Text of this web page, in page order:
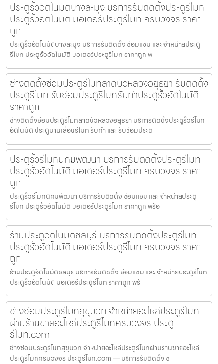
ประตูรั้วอัตโนมัติบางละมุง บริการรับติดตั้งประตูรีโมท
ประตูรั้วอัตโนมัติ มอเตอร์ประตูรีโมท ครบวงจร ราคา
ถูก
ประตูรั้วอัตโนมัติบางละมุง บริการรับติดตั้ง ซ่อมแซม และ จำหน่ายประตู
รีโมท ประตูรั้วอัตโนมัติ มอเตอร์ประตูรีโมท ราคาถูก พ
ช่างติดตั้งซ่อมประตูรีโมทลาดบัวหลวงอยุธยา รับติดตั้ง
ประตูรีโมท รับซ่อมประตูรีโมทรับทำประตูรั้วอัตโนมัติ
ราคาถูก
ช่างติดตั้งซ่อมประตูรีโมทลาดบัวหลวงอยุธยา บริการติดตั้งประตูรั้วรีโมท
อัตโนมัติ ประตูบานเลื่อนรีโมท รับทำ และ รับซ่อมประต
ประตูรั้วรีโมทนิคมพัฒนา บริการรับติดตั้งประตูรีโมท
ประตูรั้วอัตโนมัติ มอเตอร์ประตูรีโมท ครบวงจร ราคา
ถูก
ประตูรั้วรีโมทนิคมพัฒนา บริการรับติดตั้ง ซ่อมแซม และ จำหน่ายประตู
รีโมท ประตูรั้วอัตโนมัติ มอเตอร์ประตูรีโมท ราคาถูก พร้อ
ร้านประตูอัตโนมัติชลบุรี บริการรับติดตั้งประตูรีโมท
ประตูรั้วอัตโนมัติ มอเตอร์ประตูรีโมท ครบวงจร ราคา
ถูก
ร้านประตูอัตโนมัติชลบุรี บริการรับติดตั้ง ซ่อมแซม และ จำหน่ายประตูรีโมท
ประตูรั้วอัตโนมัติ มอเตอร์ประตูรีโมท ราคาถูก พร้
ช่างซ่อมประตูรีโมทสุขุมวิท จำหน่ายอะไหล่ประตูรีโมท
ผ่านร้านขายอะไหล่ประตูรีโมทครบวงจร ประตู
รีโมท.com
ช่างซ่อมประตูรีโมทสุขุมวิท จำหน่ายอะไหล่ประตูรีโมทผ่านร้านขายอะไหล่
ประตูรีโมทครบวงจร ประตูรีโมท.com — บริการรับติดตั้ง ซ